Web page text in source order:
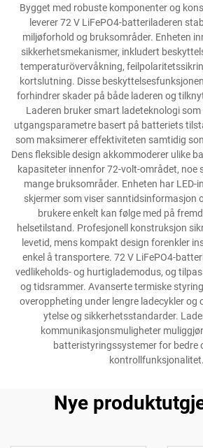
Bygget med robuste komponenter og
leverer 72 V LiFePO4-batteriladeren
miljøforhold og bruksområder. Enheten
sikkerhetsmekanismer, inkludert
temperaturövervåkning,
kortslutning. Disse
forhindrer skader på både laderen og
Laderen bruker smart ladeteknologi
utgangsparametre basert på batteriets
som maksimerer effektiviteten samtidig
Dens fleksible design akkommoderer ulike
kapasiteter innenfor 72-volt-området, noe
mange bruksområder. Enheten har LED-
skjermer som viser sanntidsinformasjon
brukere enkelt kan følge med på
helsetilstand. Profesjonell konstruksjon
levetid, mens kompakt design forenkler
enkel å transportere. 72 V LiFePO4-
vedlikeholds- og hurtiglademodus, og
og tidsrammer. Avanserte termiske
overoppheting under lengre ladecykler og
ytelse og sikkerhetsstandarder.
kommunikasjonsmuligheter
batteristyringssystemer for bedre
kontrollfunksjonalitet.
Nye